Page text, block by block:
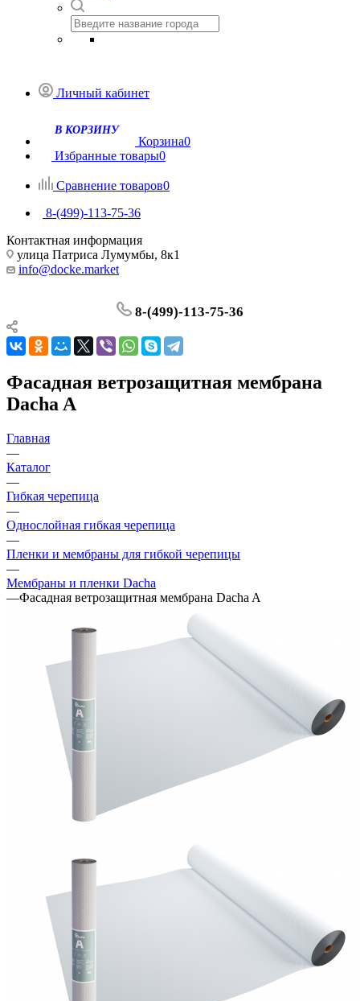
Личный кабинет
Корзина0
Избранные товары0
Сравнение товаров0
8-(499)-113-75-36
Контактная информация
улица Патриса Лумумбы, 8к1
info@docke.market
8-(499)-113-75-36
Фасадная ветрозащитная мембрана
Dacha A
Главная
—
Каталог
—
Гибкая черепица
—
Однослойная гибкая черепица
—
Пленки и мембраны для гибкой черепицы
—
Мембраны и пленки Dacha
—Фасадная ветрозащитная мембрана Dacha A